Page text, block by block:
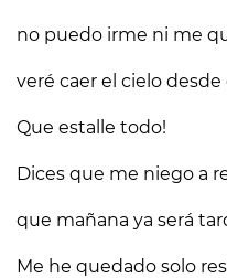
no puedo irme ni me
veré caer el cielo desde
Que estalle todo!
Dices que me niego a
que mañana ya será
Me he quedado solo